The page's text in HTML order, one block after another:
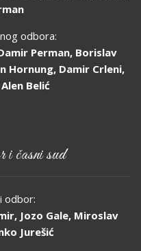
odbora:
Perman, Borislav
Hornung, Damir Crleni,
Belić
časni sud
odbor:
Jozo Gale, Miroslav
Jurešić